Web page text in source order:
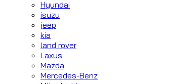
Hyundai
isuzu
jeep
kia
land rover
Laxus
Mazda
Mercedes-Benz